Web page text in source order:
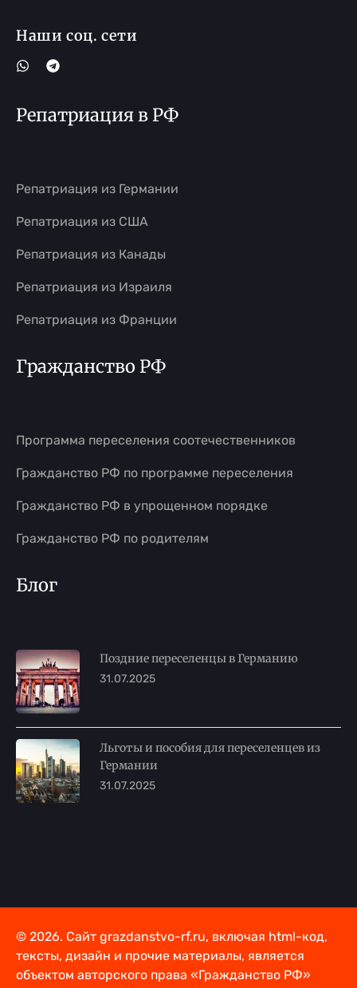
Наши соц. сети
Репатриация в РФ
Репатриация из Германии
Репатриация из США
Репатриация из Канады
Репатриация из Израиля
Репатриация из Франции
Гражданство РФ
Программа переселения соотечественников
Гражданство РФ по программе переселения
Гражданство РФ в упрощенном порядке
Гражданство РФ по родителям
Блог
Поздние переселенцы в Германию
31.07.2025
Льготы и пособия для переселенцев из
Германии
31.07.2025
© 2026. Сайт grazdanstvo-rf.ru, включая html-код,
тексты, дизайн и прочие материалы, является
объектом авторского права «Гражданство РФ»